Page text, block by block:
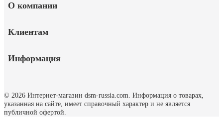
О компании
Клиентам
Информация
© 2026 Интернет-магазин dsm-russia.com. Информация о товарах,
указанная на сайте, имеет справочный характер и не является
публичной офертой.